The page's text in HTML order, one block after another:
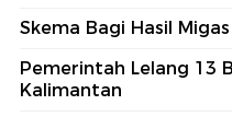
Skema Bagi Hasil
Pemerintah Lelang 13
Kalimantan